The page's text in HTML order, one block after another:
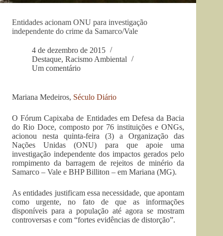
Entidades acionam ONU para investigação
independente do crime da Samarco/Vale
4 de dezembro de 2015
Destaque, Racismo Ambiental
Um comentário
Mariana Medeiros, Século Diário
O Fórum Capixaba de Entidades em Defesa da Bacia
do Rio Doce, composto por 76 instituições e ONGs,
acionou nesta quinta-feira (3) a Organização das
Nações Unidas (ONU) para que apoie uma
investigação independente dos impactos gerados pelo
rompimento da barragem de rejeitos de minério da
Samarco – Vale e BHP Billiton – em Mariana (MG).
As entidades justificam essa necessidade, que apontam
como urgente, no fato de que as informações
disponíveis para a população até agora se mostram
controversas e com “fortes evidências de distorção”.